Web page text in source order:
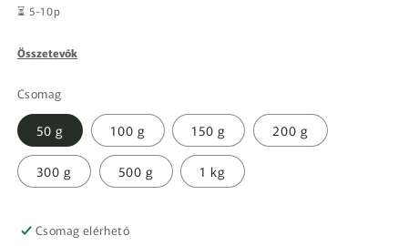
⏳ 5-10p
Összetevők
Csomag
50 g 100 g 150 g 200 g
300 g 500 g 1 kg
Csomag elérhető